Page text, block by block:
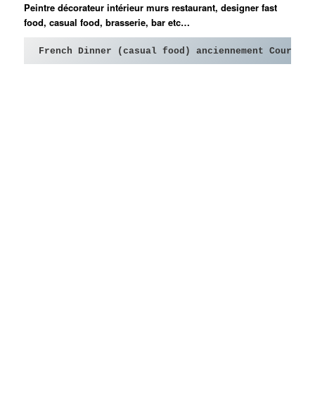
Peintre décorateur intérieur murs restaurant, designer fast
food, casual food, brasserie, bar etc…
French Dinner (casual food) anciennement Courte